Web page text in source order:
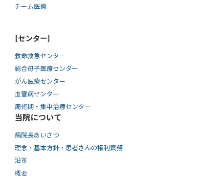
チーム医療
[センター]
救命救急センター
総合母子医療センター
がん医療センター
血管病センター
周術期・集中治療センター
当院について
病院長あいさつ
理念・基本方針・患者さんの権利責務
沿革
概要